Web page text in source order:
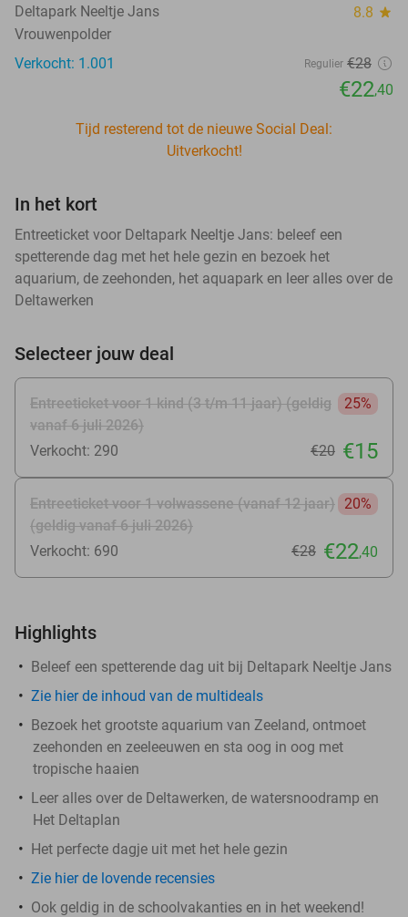
Deltapark Neeltje Jans 8.8 star
Vrouwenpolder
Verkocht: 1.001
Regulier €28
€22,40
Tijd resterend tot de nieuwe Social Deal:
Uitverkocht!
In het kort
Entreeticket voor Deltapark Neeltje Jans: beleef een
spetterende dag met het hele gezin en bezoek het
aquarium, de zeehonden, het aquapark en leer alles over de
Deltawerken
Selecteer jouw deal
Entreeticket voor 1 kind (3 t/m 11 jaar) (geldig
vanaf 6 juli 2026)
25%
Verkocht: 290 €20 €15
Entreeticket voor 1 volwassene (vanaf 12 jaar)
(geldig vanaf 6 juli 2026)
20%
Verkocht: 690 €28 €22,40
Highlights
Beleef een spetterende dag uit bij Deltapark Neeltje Jans
Zie hier de inhoud van de multideals
Bezoek het grootste aquarium van Zeeland, ontmoet
zeehonden en zeeleeuwen en sta oog in oog met
tropische haaien
Leer alles over de Deltawerken, de watersnoodramp en
Het Deltaplan
Het perfecte dagje uit met het hele gezin
Zie hier de lovende recensies
Ook geldig in de schoolvakanties en in het weekend!